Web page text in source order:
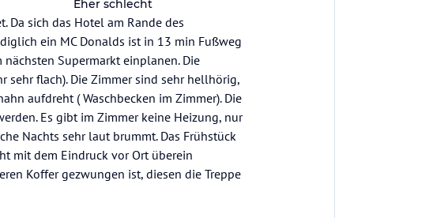
Eher schlecht
Da sich das Hotel am Rande des
ein MC Donalds ist in 13 min Fußweg
Supermarkt einplanen. Die
sehr flach). Die Zimmer sind sehr hellhörig,
aufdreht ( Waschbecken im Zimmer). Die
Es gibt im Zimmer keine Heizung, nur
Nachts sehr laut brummt. Das Frühstück
mit dem Eindruck vor Ort überein
Koffer gezwungen ist, diesen die Treppe